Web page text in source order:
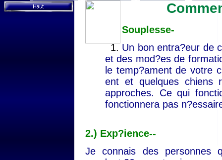
Souplesse-
Un bon entra?eur de
et des mod?es de
le temp?ament de votre
ent et quelques chiens
approches. Ce qui
fonctionnera pas
2.) Exp?ience--
Je connais des personnes